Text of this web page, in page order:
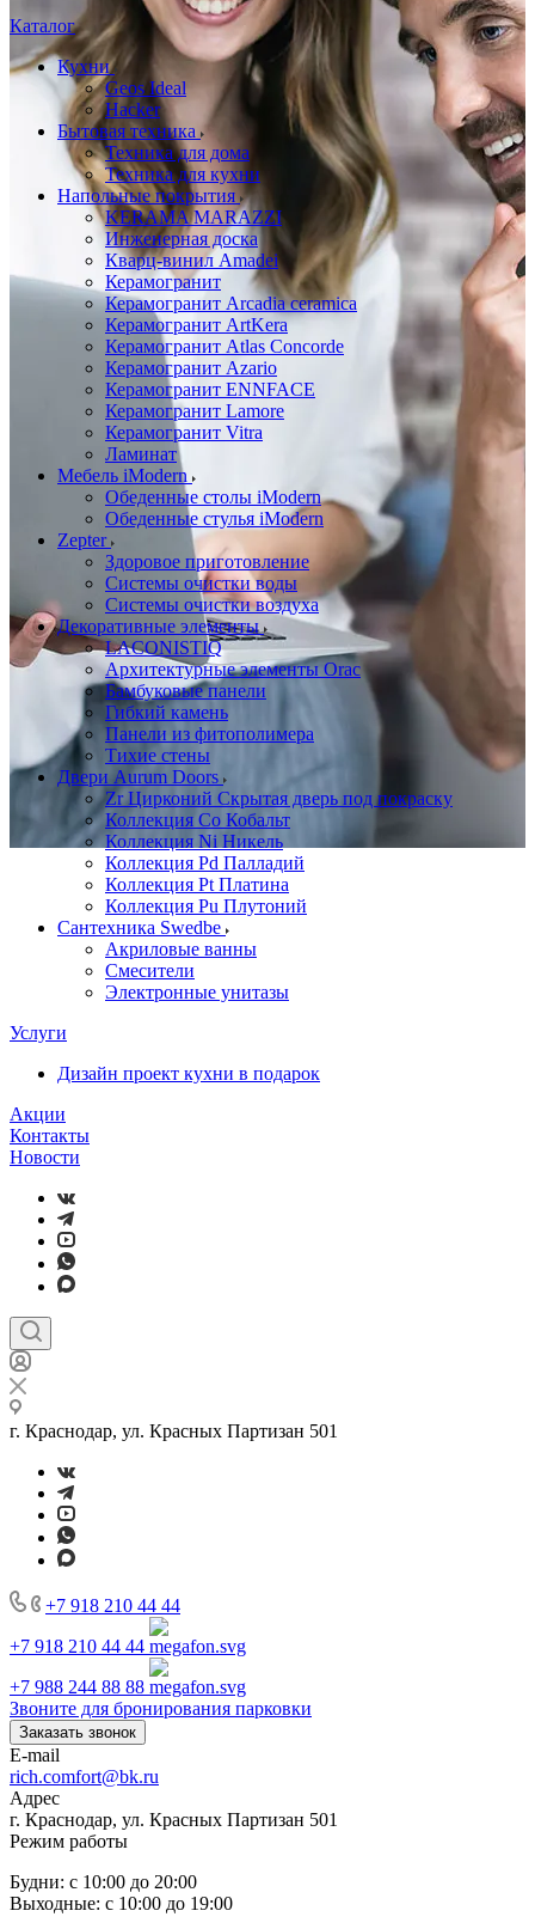
Каталог
Кухни
Geos Ideal
Hacker
Бытовая техника
Техника для дома
Техника для кухни
Напольные покрытия
KERAMA MARAZZI
Инженерная доска
Кварц-винил Amadei
Керамогранит
Керамогранит Arcadia ceramica
Керамогранит ArtKera
Керамогранит Atlas Concorde
Керамогранит Azario
Керамогранит ENNFACE
Керамогранит Lamore
Керамогранит Vitra
Ламинат
Мебель iModern
Обеденные столы iModern
Обеденные стулья iModern
Zepter
Здоровое приготовление
Системы очистки воды
Системы очистки воздуха
Декоративные элементы
LACONISTIQ
Архитектурные элементы Orac
Бамбуковые панели
Гибкий камень
Панели из фитополимера
Тихие стены
Двери Aurum Doors
Zr Цирконий Скрытая дверь под покраску
Коллекция Co Кобальт
Коллекция Ni Никель
Коллекция Pd Палладий
Коллекция Pt Платина
Коллекция Pu Плутоний
Сантехника Swedbe
Акриловые ванны
Смесители
Электронные унитазы
Услуги
Дизайн проект кухни в подарок
Акции
Контакты
Новости
г. Краснодар, ул. Красных Партизан 501
+7 918 210 44 44
+7 918 210 44 44
+7 988 244 88 88
Звоните для бронирования парковки
Заказать звонок
E-mail
rich.comfort@bk.ru
Адрес
г. Краснодар, ул. Красных Партизан 501
Режим работы
Будни: с 10:00 до 20:00
Выходные: с 10:00 до 19:00